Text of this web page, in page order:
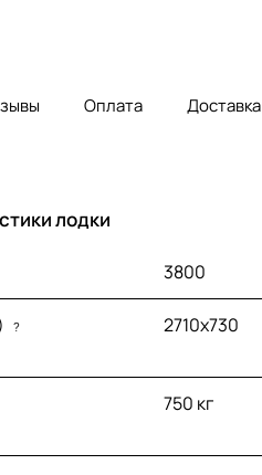
Оплата Доставка
лодки
3800
? 2710х730
750 кг